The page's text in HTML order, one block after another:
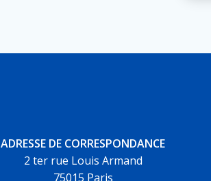
ADRESSE DE CORRESPONDANCE
2 ter rue Louis Armand
75015 Paris